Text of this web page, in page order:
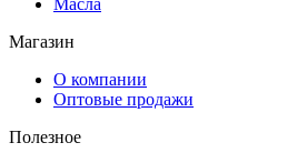
Магазин
О компании
Оптовые продажи
Полезное